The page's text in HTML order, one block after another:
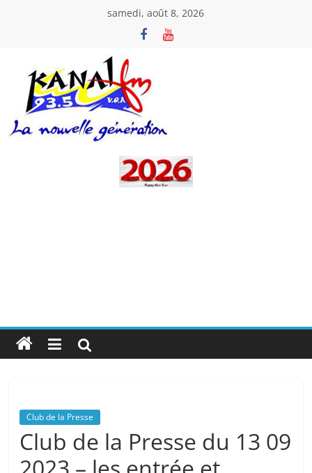
samedi, août 8, 2026
Kanal
Club de la Presse
Club de la Presse du 13 09